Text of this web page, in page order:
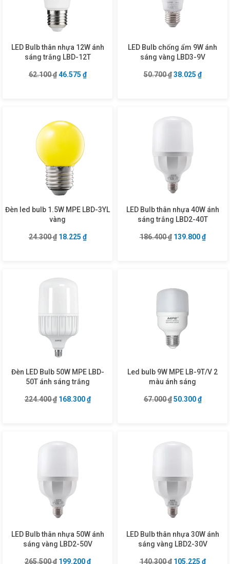
LED Bulb thân nhựa 12W ánh
sáng trắng LBD-12T
62.100₫ Giá gốc là: 62.100 ₫.
46.575 ₫Giá hiện tại là: 46.575 ₫.
LED Bulb chống ẩm 9W ánh
sáng vàng LBD3-9V
50.700₫ Giá gốc là:
38.025 ₫Giá hiện
Đèn led bulb 1.5W MPE LBD-3YL
vàng
24.300₫ Giá gốc là: 24.300 ₫.
18.225 ₫Giá hiện tại là: 18.225 ₫.
LED Bulb thân nhựa 40W ánh
sáng trắng LBD2-40T
186.400₫ Giá gốc là:
139.800₫Giá
Đèn LED Bulb 50W MPE LBD-
50T ánh sáng trắng
224.400₫ Giá gốc là: 224.400 ₫.
168.300₫Giá hiện tại là: 168.300 ₫.
Led bulb 9W MPE LB-9T/V 2
màu ánh sáng
67.000₫ Giá gốc là:
50.300₫Giá hiện
LED Bulb thân nhựa 50W ánh
sáng vàng LBD2-50V
265.500₫ Giá gốc là: 265.500 ₫.
199.200₫Giá hiện tại là: 199.200 ₫.
LED Bulb thân nhựa 30W ánh
sáng vàng LBD2-30V
140.300₫ Giá gốc là:
105.225 ₫Giá